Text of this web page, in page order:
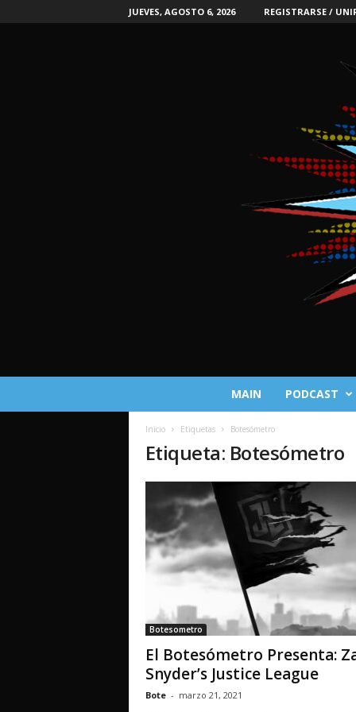
JUEVES, AGOSTO 6, 2026 REGISTRARSE /
MAIN PODCAST
Inicio Etiquetas Botesómetro
Etiqueta: Botesómetro
Botesometro
El Botesómetro Presenta:
Snyder’s Justice League
Bote - marzo 21, 2021